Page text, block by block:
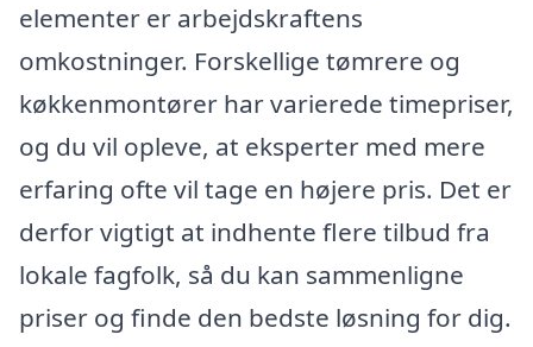
elementer er arbejdskraftens
omkostninger. Forskellige tømrere og
køkkenmontører har varierede timepriser,
og du vil opleve, at eksperter med mere
erfaring ofte vil tage en højere pris. Det er
derfor vigtigt at indhente flere tilbud fra
lokale fagfolk, så du kan sammenligne
priser og finde den bedste løsning for dig.